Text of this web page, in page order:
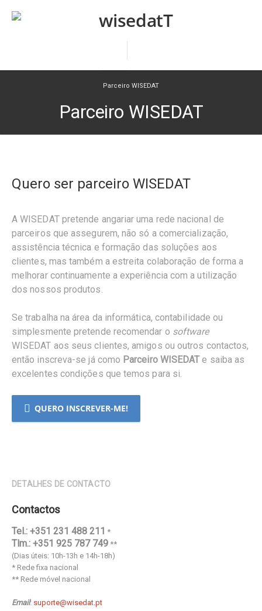
Parceiro WISEDAT
Parceiro WISEDAT
Quero ser parceiro WISEDAT
A WISEDAT pretende angariar uma rede nacional de
parceiros que assegurem, não só a comercialização,
assistência técnica e formação das soluções aos
clientes, mas também a estreita colaboração de forma a
melhorar continuamente a experiência com a utilização
dos nossos produtos.
Se trabalha na área da informática, contabilidade ou
simplesmente pretende recomendar o software
WISEDAT aos seus clientes, amigos ou outros contactos,
então inscreva-se já como Parceiro WISEDATe saiba as
excelentes condições que temos para si.
QUERO INSCREVER-ME!
DETALHES DE CONTACTO
Contactos
Tel.: +351 231 488 211 *
Tlm.: +351 925 787 749 **
(Dias úteis: 10h-13h e 14h-18h)
* Rede fixa nacional
** Rede móvel nacional
Email: suporte@wisedat.pt